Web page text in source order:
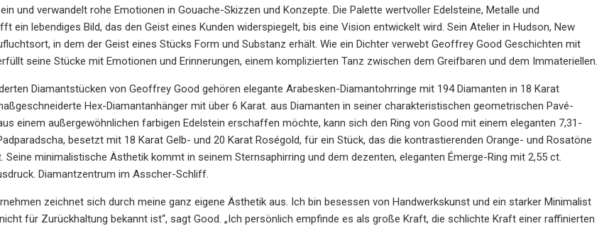
und verwandelt rohe Emotionen in Gouache-Skizzen und Konzepte. Die Palette wertvoller Edelsteine, Metalle und
ein lebendiges Bild, das den Geist eines Kunden widerspiegelt, bis eine Vision entwickelt wird. Sein Atelier in Hudson, New
in dem der Geist eines Stücks Form und Substanz erhält. Wie ein Dichter verwebt Geoffrey Good Geschichten mit
seine Stücke mit Emotionen und Erinnerungen, einem komplizierten Tanz zwischen dem Greifbaren und dem Immateriellen.
Diamantstücken von Geoffrey Good gehören elegante Arabesken-Diamantohrringe mit 194 Diamanten in 18 Karat
Hex-Diamantanhänger mit über 6 Karat. aus Diamanten in seiner charakteristischen geometrischen Pavé-
einem außergewöhnlichen farbigen Edelstein erschaffen möchte, kann sich den Ring von Good mit einem eleganten 7,31-
besetzt mit 18 Karat Gelb- und 20 Karat Roségold, für ein Stück, das die kontrastierenden Orange- und Rosatöne
Seine minimalistische Ästhetik kommt in seinem Sternsaphirring und dem dezenten, eleganten Émerge-Ring mit 2,55 ct.
Diamantzentrum im Asscher-Schliff.
zeichnet sich durch meine ganz eigene Ästhetik aus. Ich bin besessen von Handwerkskunst und ein starker Minimalist
für Zurückhaltung bekannt ist“, sagt Good. „Ich persönlich empfinde es als große Kraft, die schlichte Kraft einer raffinierten